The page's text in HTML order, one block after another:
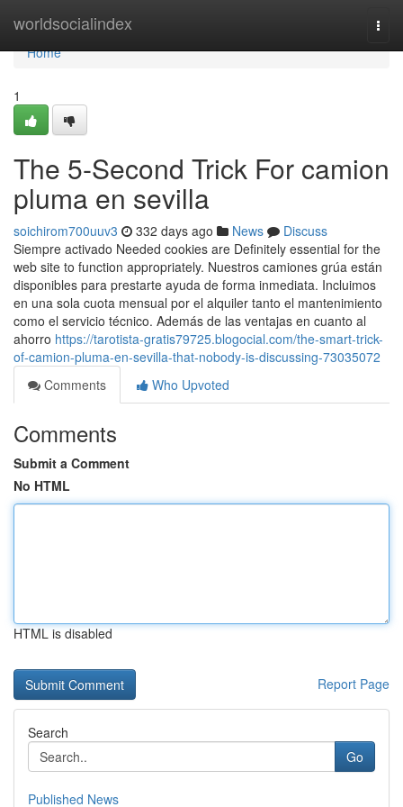
worldsocialindex
Home
Home
1
The 5-Second Trick For camion
pluma en sevilla
soichirom700uuv3 332 days ago News
Discuss
Siempre activado Needed cookies are Definitely essential for the
web site to function appropriately. Nuestros camiones grúa están
disponibles para prestarte ayuda de forma inmediata. Incluimos
en una sola cuota mensual por el alquiler tanto el mantenimiento
como el servicio técnico. Además de las ventajas en cuanto al
ahorro https://tarotista-gratis79725.blogocial.com/the-smart-trick-
of-camion-pluma-en-sevilla-that-nobody-is-discussing-73035072
Comments
Who Upvoted
Comments
Submit a Comment
No HTML
HTML is disabled
Report Page
Search
Go
Published News